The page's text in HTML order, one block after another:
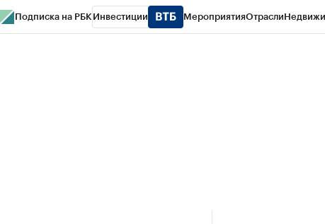
Подписка на РБК Инвестиции МероприятияОтрасли